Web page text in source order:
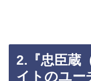
2.『忠臣蔵
イトのユー